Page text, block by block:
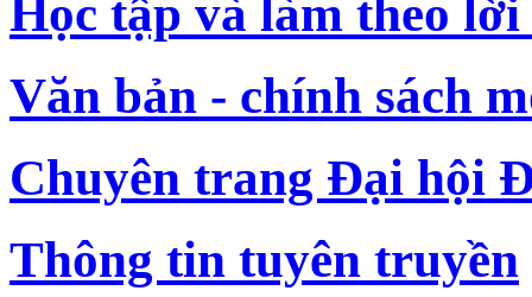
Học tập và làm theo lời
Văn bản - chính sách
Chuyên trang Đại hội
Thông tin tuyên truyền